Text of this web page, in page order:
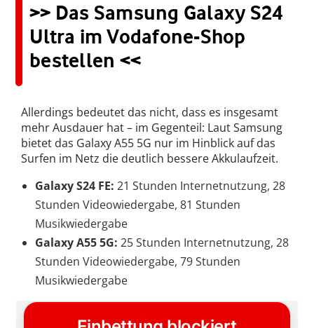
>> Das Samsung Galaxy S24
Ultra im Vodafone-Shop
bestellen <<
Allerdings bedeutet das nicht, dass es insgesamt
mehr Ausdauer hat – im Gegenteil: Laut Samsung
bietet das Galaxy A55 5G nur im Hinblick auf das
Surfen im Netz die deutlich bessere Akkulaufzeit.
Galaxy S24 FE: 21 Stunden Internetnutzung, 28
Stunden Videowiedergabe, 81 Stunden
Musikwiedergabe
Galaxy A55 5G: 25 Stunden Internetnutzung, 28
Stunden Videowiedergabe, 79 Stunden
Musikwiedergabe